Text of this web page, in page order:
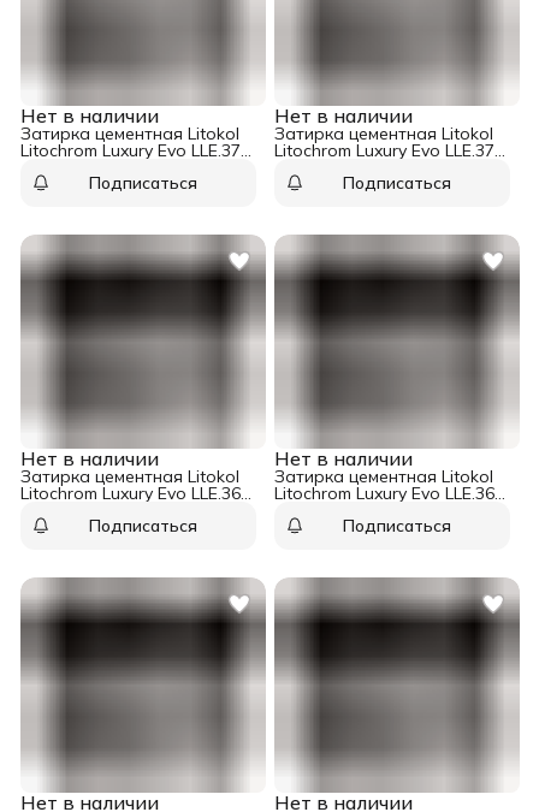
Нет в наличии
Затирка цементная Litokol
Litochrom Luxury Evo LLE.375
Подписаться
Нет в наличии
Затирка цементная Litokol
Litochrom Luxury Evo LLE.370
Подписаться
Нет в наличии
Затирка цементная Litokol
Litochrom Luxury Evo LLE.365
Подписаться
Нет в наличии
Затирка цементная Litokol
Litochrom Luxury Evo LLE.360
Подписаться
Нет в наличии Нет в наличии